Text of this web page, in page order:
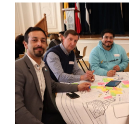
Postgrado
Formación Continua
Estudiantes
Académicos
Funcionarios
Alumni